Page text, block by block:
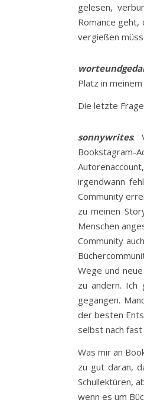
gelesen,
Romance geht,
vergießen
Platz in
Die letzte
sonnywrites:
Bookstagram-
irgendwann
Community
zu meinen
Menschen
Community
Wege und
zu ändern. Ich
gegangen.
der besten
selbst nach
Was mir an
zu gut daran,
Schullektüren,
wenn es um